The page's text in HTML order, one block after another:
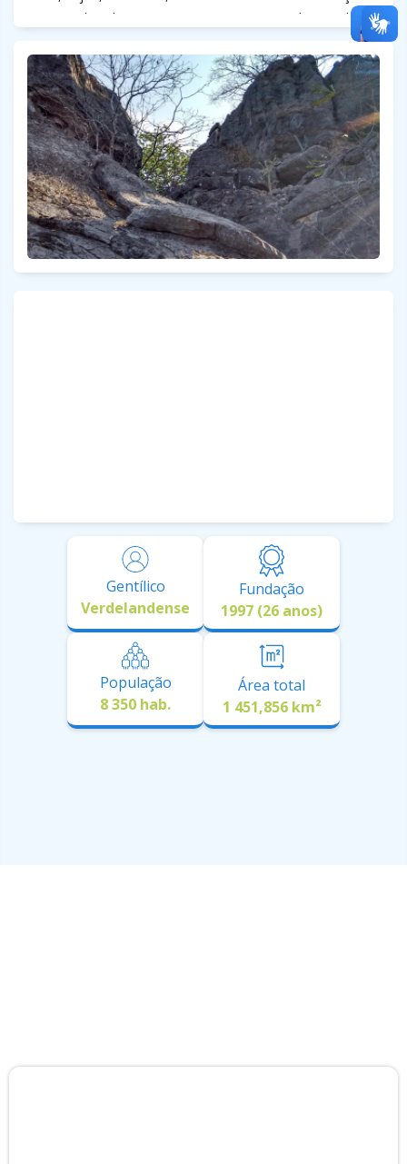
era completada por caça e pesca no Rio Verde Grande. A
dificuldade maior era encontrar sal, principalmente para
conservar os alimentos. Daí surgiu a necessidade de se
dirigir a outras terras para vender arroz e comprar sal e
café. A construção da estrada de ferro em Janaúba
contribuiu para a chegada de pessoas de outras cidades
a partir da década de 1940, como Matias Cardoso,
Porteirinha, Salinas e Janaúba. Com a chegada das
famílias e de um padre, costumes e cultura externa
foram ao poucos sendo incorporados ao modo de vida
da população.
Gentílico
Verdelandense
Fundação
1997 (26 anos)
População
8 350 hab.
Área total
1 451,856 km²